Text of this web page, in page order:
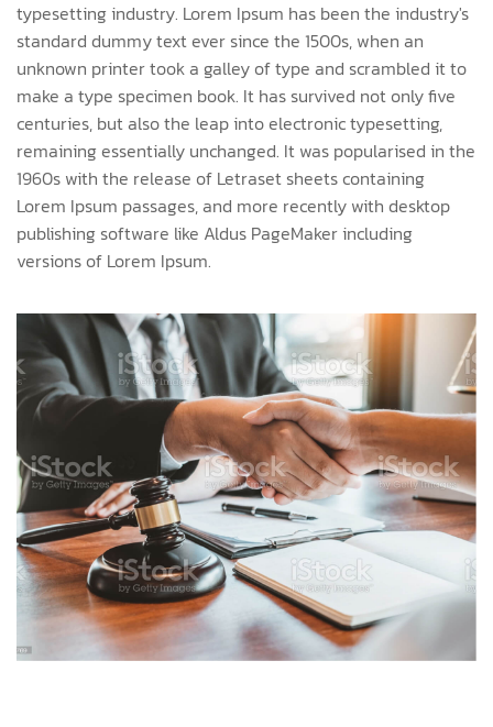
typesetting industry. Lorem Ipsum has been the industry's
standard dummy text ever since the 1500s, when an
unknown printer took a galley of type and scrambled it to
make a type specimen book. It has survived not only five
centuries, but also the leap into electronic typesetting,
remaining essentially unchanged. It was popularised in the
1960s with the release of Letraset sheets containing
Lorem Ipsum passages, and more recently with desktop
publishing software like Aldus PageMaker including
versions of Lorem Ipsum.